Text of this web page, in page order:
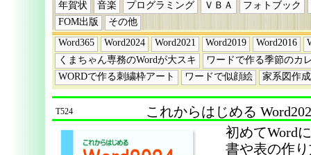
年賀状
音楽 プログラミング ＶＢＡ
フォトブック
FOM出版
その他
Word365
Word2024 Word2021 Word2019 Word2016
くまちゃん専務のWordが大スキ
ワードで作る季節のカ
WORDで作る刺繍枠アート
ワードで似顔絵 家系図作成
T524 これからはじめる
初めてWord
書や表の作